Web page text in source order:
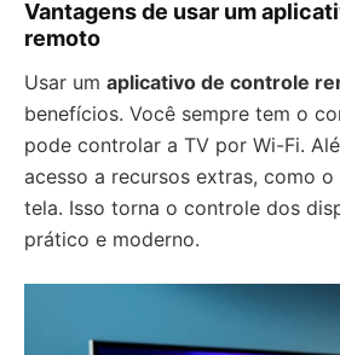
Vantagens de usar um
remoto
Usar um aplicativo de controle
benefícios. Você sempre tem o
pode controlar a TV por Wi-Fi.
acesso a recursos extras, como
tela. Isso torna o controle dos
prático e moderno.